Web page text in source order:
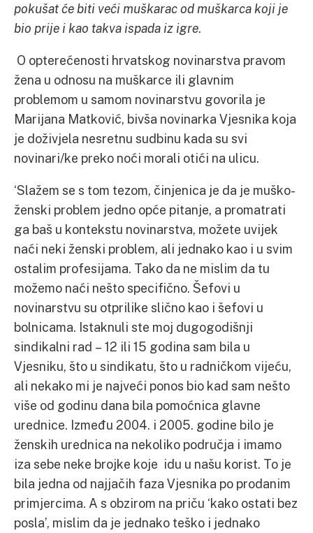
pokušat će biti veći muškarac od muškarca koji je
bio prije i kao takva ispada iz igre.
O opterećenosti hrvatskog novinarstva pravom
žena u odnosu na muškarce ili glavnim
problemom u samom novinarstvu govorila je
Marijana Matković, bivša novinarka Vjesnika koja
je doživjela nesretnu sudbinu kada su svi
novinari/ke preko noći morali otići na ulicu.
‘Slažem se s tom tezom, činjenica je da je muško-
ženski problem jedno opće pitanje, a promatrati
ga baš u kontekstu novinarstva, možete uvijek
naći neki ženski problem, ali jednako kao i u svim
ostalim profesijama. Tako da ne mislim da tu
možemo naći nešto specifično. Šefovi u
novinarstvu su otprilike slično kao i šefovi u
bolnicama. Istaknuli ste moj dugogodišnji
sindikalni rad – 12 ili 15 godina sam bila u
Vjesniku, što u sindikatu, što u radničkom vijeću,
ali nekako mi je najveći ponos bio kad sam nešto
više od godinu dana bila pomoćnica glavne
urednice. Između 2004. i 2005. godine bilo je
ženskih urednica na nekoliko područja i imamo
iza sebe neke brojke koje idu u našu korist. To je
bila jedna od najjačih faza Vjesnika po prodanim
primjercima. A s obzirom na priču ‘kako ostati bez
posla’, mislim da je jednako teško i jednako